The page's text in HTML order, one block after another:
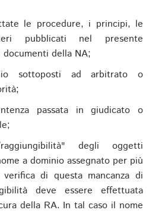
le procedure, i principi, le
pubblicati nel presente
della NA;
sottoposti ad arbitrato o
passata in giudicato o
degli oggetti
a dominio assegnato per più
di questa mancanza di
deve essere effettuata
della RA. In tal caso il nome